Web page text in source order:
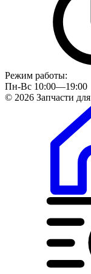
Режим работы:
Пн-Вс 10:00—19:00
© 2026 Запчасти